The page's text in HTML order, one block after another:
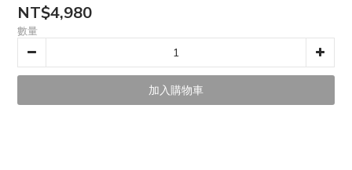
NT$4,980
數量
加入購物車